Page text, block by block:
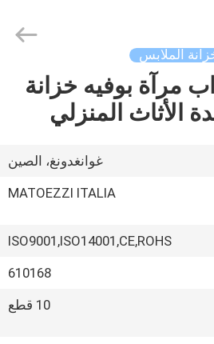
الملابس
3 أبواب مرآة بوفيه خزانة
الأثاث المنزلي
غوانغدونغ، الصين
MATOEZZI ITALIA
ISO9001,ISO14001,CE,ROHS
610168
10 قطع